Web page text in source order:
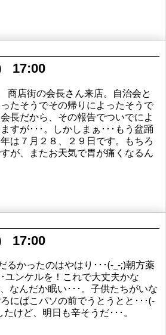
17:00
商店街の会長さん来店。自治会と
たそうでその帰りによったそうで
長だから、その報告でついでによ
すが･･･。しかしまぁ･･･もう盆踊
は７月２８、２９日です。もちろ
が、またお天気で胃が痛くなるん
17:00
るかったのはやはり･･･(-_-;)朝方薬
ユンケルを！これで大丈夫かな
なんだか眠い･･･。子供たちがいな
にばこパソの前でうとうとと･･･(-
たけど、明日も辛そうだ･･･。